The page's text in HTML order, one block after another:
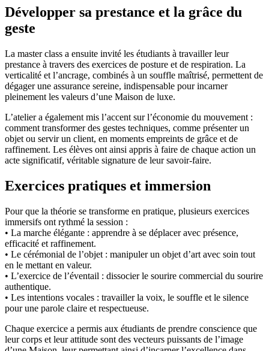
Développer sa prestance et la grâce du
geste
La master class a ensuite invité les étudiants à travailler leur
prestance à travers des exercices de posture et de respiration. La
verticalité et l’ancrage, combinés à un souffle maîtrisé, permettent de
dégager une assurance sereine, indispensable pour incarner
pleinement les valeurs d’une Maison de luxe.
L’atelier a également mis l’accent sur l’économie du mouvement :
comment transformer des gestes techniques, comme présenter un
objet ou servir un client, en moments empreints de grâce et de
raffinement. Les élèves ont ainsi appris à faire de chaque action un
acte significatif, véritable signature de leur savoir-faire.
Exercices pratiques et immersion
Pour que la théorie se transforme en pratique, plusieurs exercices
immersifs ont rythmé la session :
• La marche élégante : apprendre à se déplacer avec présence,
efficacité et raffinement.
• Le cérémonial de l’objet : manipuler un objet d’art avec soin tout
en le mettant en valeur.
• L’exercice de l’éventail : dissocier le sourire commercial du sourire
authentique.
• Les intentions vocales : travailler la voix, le souffle et le silence
pour une parole claire et respectueuse.
Chaque exercice a permis aux étudiants de prendre conscience que
leur corps et leur attitude sont des vecteurs puissants de l’image